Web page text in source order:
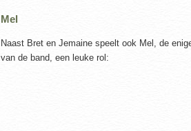
Mel
Naast Bret en Jemaine speelt ook Mel, de
van de band, een leuke rol: